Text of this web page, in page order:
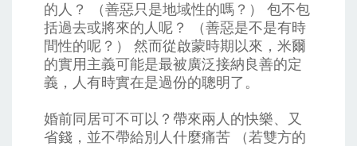
的人？ （善惡只是地域性的嗎？） 包不包
括過去或將來的人呢？ （善惡是不是有時
間性的呢？） 然而從啟蒙時期以來，米爾
的實用主義可能是最被廣泛接納良善的定
義，人有時實在是過份的聰明了。
婚前同居可不可以？帶來兩人的快樂、又
省錢，並不帶給別人什麼痛苦 （若雙方的